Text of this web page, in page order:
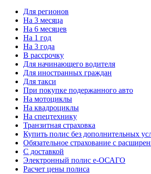
Для регионов
На 3 месяца
На 6 месяцев
На 1 год
На 3 года
В рассрочку
Для начинающего водителя
Для иностранных граждан
Для такси
При покупке подержанного авто
На мотоциклы
На квадроциклы
На спецтехнику
Транзитная страховка
Купить полис без дополнительных
Обязательное страхование с
С доставкой
Электронный полис е-ОСАГО
Расчет цены полиса